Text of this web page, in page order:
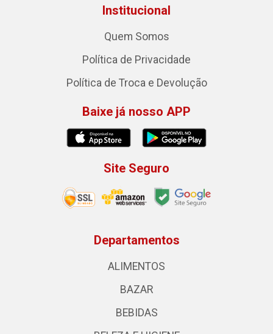
Institucional
Quem Somos
Política de Privacidade
Política de Troca e Devolução
Baixe já nosso APP
Site Seguro
Departamentos
ALIMENTOS
BAZAR
BEBIDAS